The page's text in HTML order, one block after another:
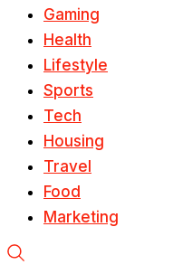
Gaming
Health
Lifestyle
Sports
Tech
Housing
Travel
Food
Marketing